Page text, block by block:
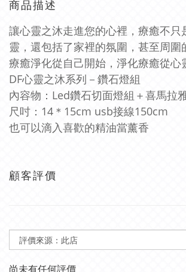
商品描述
讓心靈之沐走進您的心裡，療癒不只
靈，還包括了家裡的氛圍，甚至周圍
療癒淨化從自己開始，淨化療癒從心
DF心靈之沐系列－鑽石燈組
內容物：Led鑽石切面燈組＋喜馬拉
尺吋：14＊15cm usb接線150cm
也可以滴入喜歡的精油當薰香
顧客評價
尚未有任何評價